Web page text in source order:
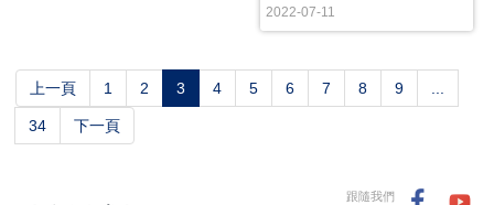
2022-07-11
上一頁 1 2 3 (current)
4 5 6 7 8 9 ...
34 下一頁
跟隨我們